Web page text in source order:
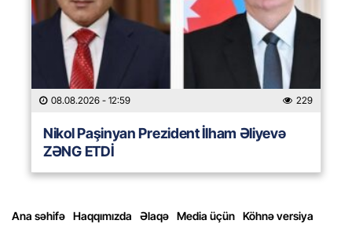
08.08.2026 - 12:59 229
Nikol Paşinyan Prezident İlham Əliyevə
ZƏNG ETDİ
Ana səhifə Haqqımızda Əlaqə Media üçün Köhnə versiya